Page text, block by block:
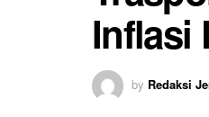
Inflasi
by Redaksi